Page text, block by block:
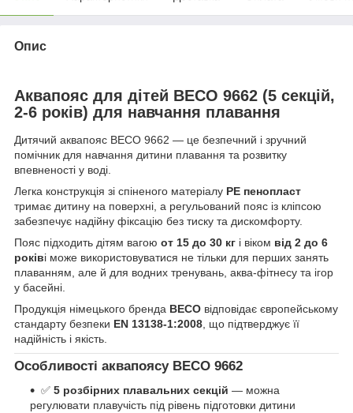
Опис
Аквапояс для дітей BECO 9662 (5 секцій,
2-6 років) для навчання плавання
Дитячий аквапояс BECO 9662 — це безпечний і зручний
помічник для навчання дитини плавання та розвитку
впевненості у воді.
Легка конструкція зі спіненого матеріалу PE пенопласт
тримає дитину на поверхні, а регульований пояс із кліпсою
забезпечує надійну фіксацію без тиску та дискомфорту.
Пояс підходить дітям вагою от 15 до 30 кг і віком від 2 до 6
роківі може використовуватися не тільки для перших занять
плаванням, але й для водних тренувань, аква-фітнесу та ігор
у басейні.
Продукція німецького бренда BECO відповідає європейському
стандарту безпеки EN 13138-1:2008, що підтверджує її
надійність і якість.
Особливості аквапоясу BECO 9662
✅ 5 розбірних плавальних секцій — можна
регулювати плавучість під рівень підготовки дитини